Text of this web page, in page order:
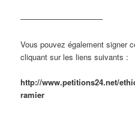
——————————–
Vous pouvez également signer
cliquant sur les liens suivants :
http://www.petitions24.net/
ramier